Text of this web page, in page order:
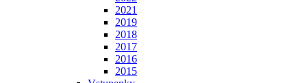
2021
2019
2018
2017
2016
2015